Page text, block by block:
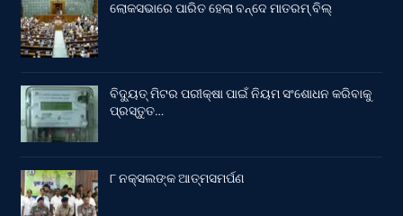
ଲୋକସଭାରେ ପାରିତ ହେଲା ବନ୍ଦେ ମାତରମ୍‌ ବିଲ୍‌
ବିଦ୍ୟୁତ୍ ମିଟର ପରୀକ୍ଷା ପାଇଁ ନିୟମ ସଂଶୋଧନ କରିବାକୁ
ପ୍ରସ୍ତୁତ…
୮ ନକ୍ସଲଙ୍କ ଆତ୍ମସମର୍ପଣ